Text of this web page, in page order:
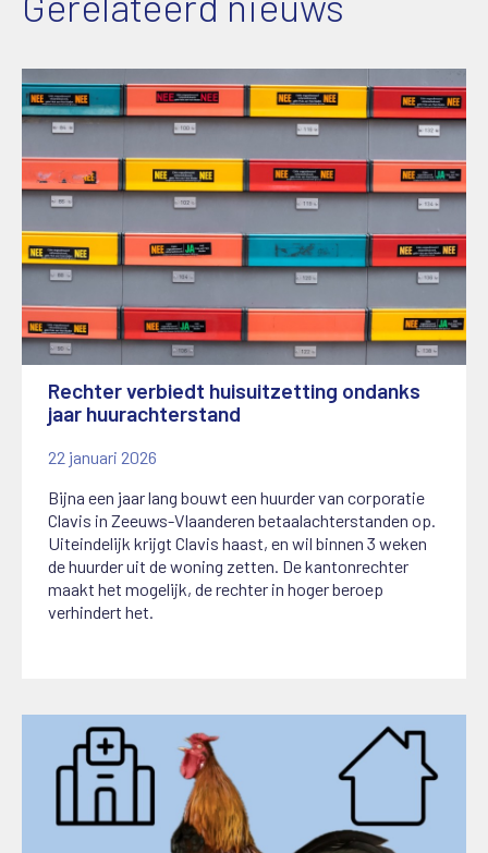
Rechter verbiedt huisuitzetting ondanks
jaar huurachterstand
22 januari 2026
Bijna een jaar lang bouwt een huurder van corporatie
Clavis in Zeeuws-Vlaanderen betaalachterstanden op.
Uiteindelijk krijgt Clavis haast, en wil binnen 3 weken
de huurder uit de woning zetten. De kantonrechter
maakt het mogelijk, de rechter in hoger beroep
verhindert het.